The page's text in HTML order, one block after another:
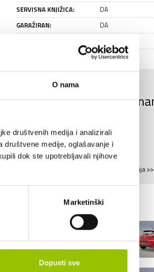
O nama
društvenih medija i analizirali
društvene medije, oglašavanje i
dok ste upotrebljavali njihove
Marketinški
Dopusti sve
SERVISNA KNJIŽICA:
DA
GARAŽIRAN:
DA
Zanima li Vas ovaj
automobil? Pošaljite
POŠALJI UPIT
Saznajte sve o mogućnostima financiranja